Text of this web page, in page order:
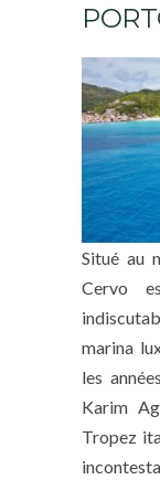
Situé au
Cervo
marina
les
Karim
Tropez